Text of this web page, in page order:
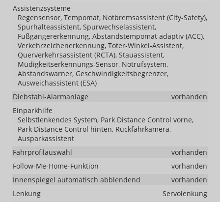
Assistenzsysteme
Regensensor, Tempomat, Notbremsassistent (City-Safety),
Spurhalteassistent, Spurwechselassistent,
Fußgängererkennung, Abstandstempomat adaptiv (ACC),
Verkehrzeichenerkennung, Toter-Winkel-Assistent,
Querverkehrsassistent (RCTA), Stauassistent,
Müdigkeitserkennungs-Sensor, Notrufsystem,
Abstandswarner, Geschwindigkeitsbegrenzer,
Ausweichassistent (ESA)
Diebstahl-Alarmanlage
vorhanden
Einparkhilfe
Selbstlenkendes System, Park Distance Control vorne,
Park Distance Control hinten, Rückfahrkamera,
Ausparkassistent
Fahrprofilauswahl
vorhanden
Follow-Me-Home-Funktion
vorhanden
Innenspiegel automatisch abblendend
vorhanden
Lenkung
Servolenkung